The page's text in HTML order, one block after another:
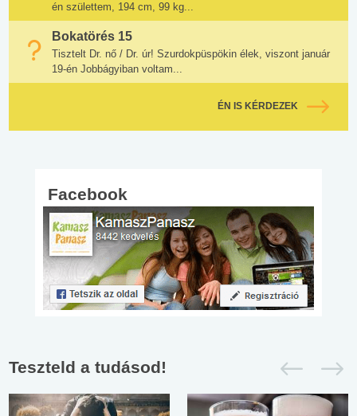
én születtem, 194 cm, 99 kg...
Bokatörés 15
Tisztelt Dr. nő / Dr. úr! Szurdokpüspökin élek, viszont január
19-én Jobbágyiban voltam...
ÉN IS KÉRDEZEK
Facebook
Teszteld a tudásod!